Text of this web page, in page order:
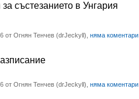
състезанието в Унгария
от Огнян Тенчев (drJeckyll), няма коментари
от Огнян Тенчев (drJeckyll), няма коментари